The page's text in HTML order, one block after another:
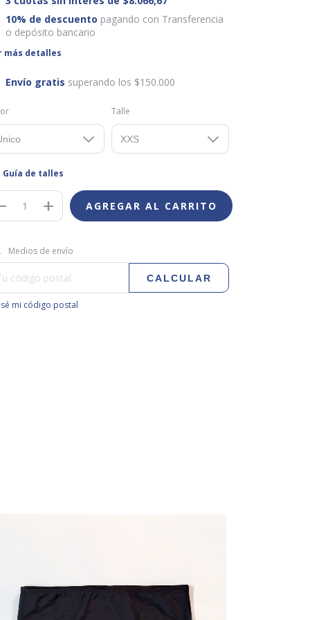
10% de descuento pagando con Transferencia
o depósito bancario
más detalles
Envío gratis superando los $150.000
Talle
Guía de talles
para el CP:
Medios de envío
CALCULAR
mi código postal